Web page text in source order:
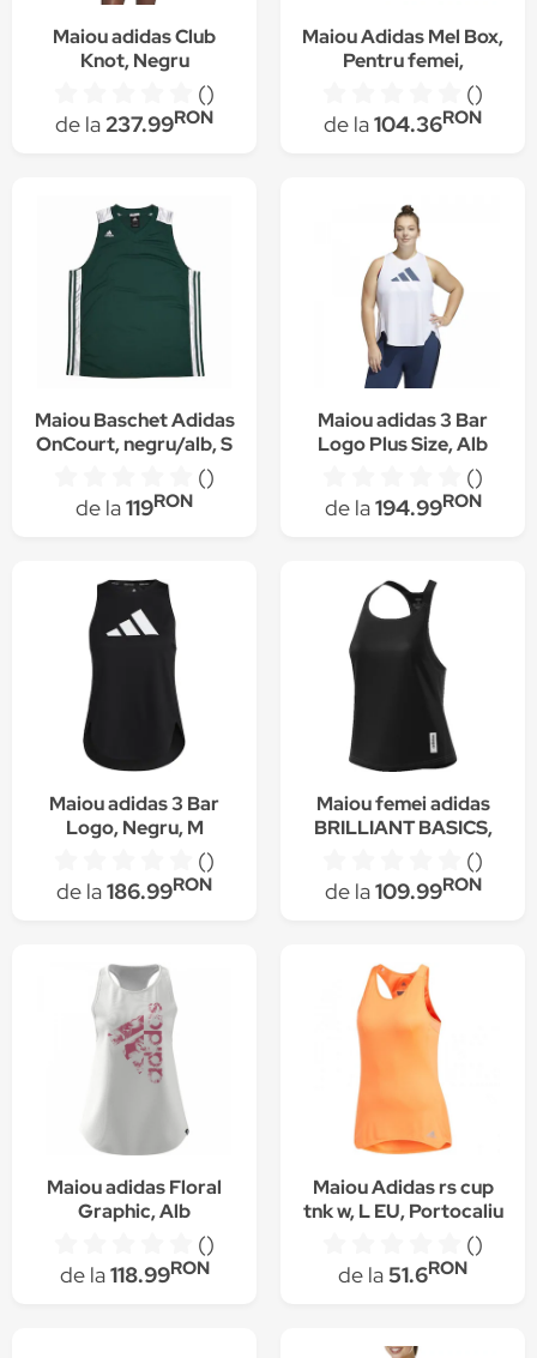
Maiou adidas Club
Knot, Negru
()
de la237.99RON
Maiou Adidas Mel Box,
Pentru femei,
()
de la104.36RON
Maiou Baschet Adidas
OnCourt, negru/alb, S
()
de la119RON
Maiou adidas 3 Bar
Logo Plus Size, Alb
()
de la194.99RON
Maiou adidas 3 Bar
Logo, Negru, M
()
de la186.99RON
Maiou femei adidas
BRILLIANT BASICS,
()
de la109.99RON
Maiou adidas Floral
Graphic, Alb
()
de la118.99RON
Maiou Adidas rs cup
tnk w, L EU, Portocaliu
()
de la51.6RON